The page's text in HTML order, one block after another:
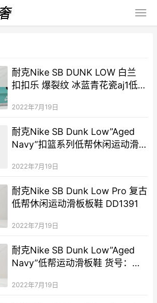
耐克Nike SB DUNK LOW 白兰
扣扣乐 爆裂纹 冰蓝青花瓷aj1低帮
2022年7月19日
耐克Nike SB Dunk Low”Aged
Navy”扣篮系列低帮休闲运动滑
2022年7月19日
耐克Nike SB Dunk Low Pro 复古
低帮休闲运动滑板板鞋 DD1391
2022年7月19日
耐克Nike SB Dunk Low”Aged
Navy”低帮运动滑板鞋 货号：
2022年7月19日